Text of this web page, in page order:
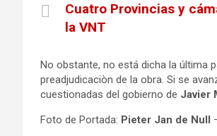
Cuatro Provincias y
la VNT
No obstante, no está dicha la última
preadjudicaciòn de la obra. Si se
cuestionadas del gobierno de Javier
Foto de Portada: Pieter Jan de Null